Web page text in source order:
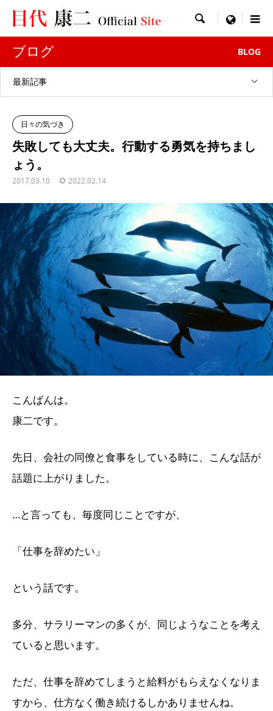
 menu
ブログ BLOG
最新記事
日々の気づき
失敗しても大丈夫。行動する勇気を持ちまし
ょう。
2017.03.10 2022.02.14
こんばんは。
康二です。
先日、会社の同僚と食事をしている時に、こんな話が
話題に上がりました。
…と言っても、毎度同じことですが、
「仕事を辞めたい」
という話です。
多分、サラリーマンの多くが、同じようなことを考え
ていると思います。
ただ、仕事を辞めてしまうと給料がもらえなくなりま
すから、仕方なく働き続けるしかありませんね。